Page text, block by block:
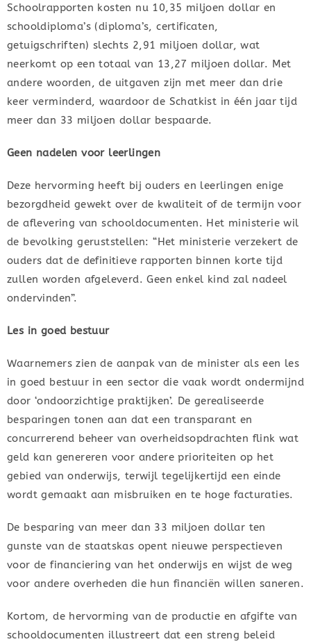
Schoolrapporten kosten nu 10,35 miljoen dollar en
schooldiploma’s (diploma’s, certificaten,
getuigschriften) slechts 2,91 miljoen dollar, wat
neerkomt op een totaal van 13,27 miljoen dollar. Met
andere woorden, de uitgaven zijn met meer dan drie
keer verminderd, waardoor de Schatkist in één jaar tijd
meer dan 33 miljoen dollar bespaarde.
Geen nadelen voor leerlingen
Deze hervorming heeft bij ouders en leerlingen enige
bezorgdheid gewekt over de kwaliteit of de termijn voor
de aflevering van schooldocumenten. Het ministerie wil
de bevolking geruststellen: “Het ministerie verzekert de
ouders dat de definitieve rapporten binnen korte tijd
zullen worden afgeleverd. Geen enkel kind zal nadeel
ondervinden”.
Les in goed bestuur
Waarnemers zien de aanpak van de minister als een les
in goed bestuur in een sector die vaak wordt ondermijnd
door ‘ondoorzichtige praktijken’. De gerealiseerde
besparingen tonen aan dat een transparant en
concurrerend beheer van overheidsopdrachten flink wat
geld kan genereren voor andere prioriteiten op het
gebied van onderwijs, terwijl tegelijkertijd een einde
wordt gemaakt aan misbruiken en te hoge facturaties.
De besparing van meer dan 33 miljoen dollar ten
gunste van de staatskas opent nieuwe perspectieven
voor de financiering van het onderwijs en wijst de weg
voor andere overheden die hun financiën willen saneren.
Kortom, de hervorming van de productie en afgifte van
schooldocumenten illustreert dat een streng beleid